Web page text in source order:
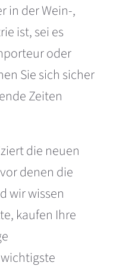
in der Wein-,
ist, sei es
oder
Sie sich sicher
Zeiten
die neuen
denen die
wir wissen
kaufen Ihre